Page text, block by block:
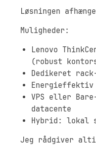
Løsningen
Muligheder:
Lenovo
(robust
Dedikeret
VPS eller
datacente
Hybrid: lokal
Jeg rådgiver